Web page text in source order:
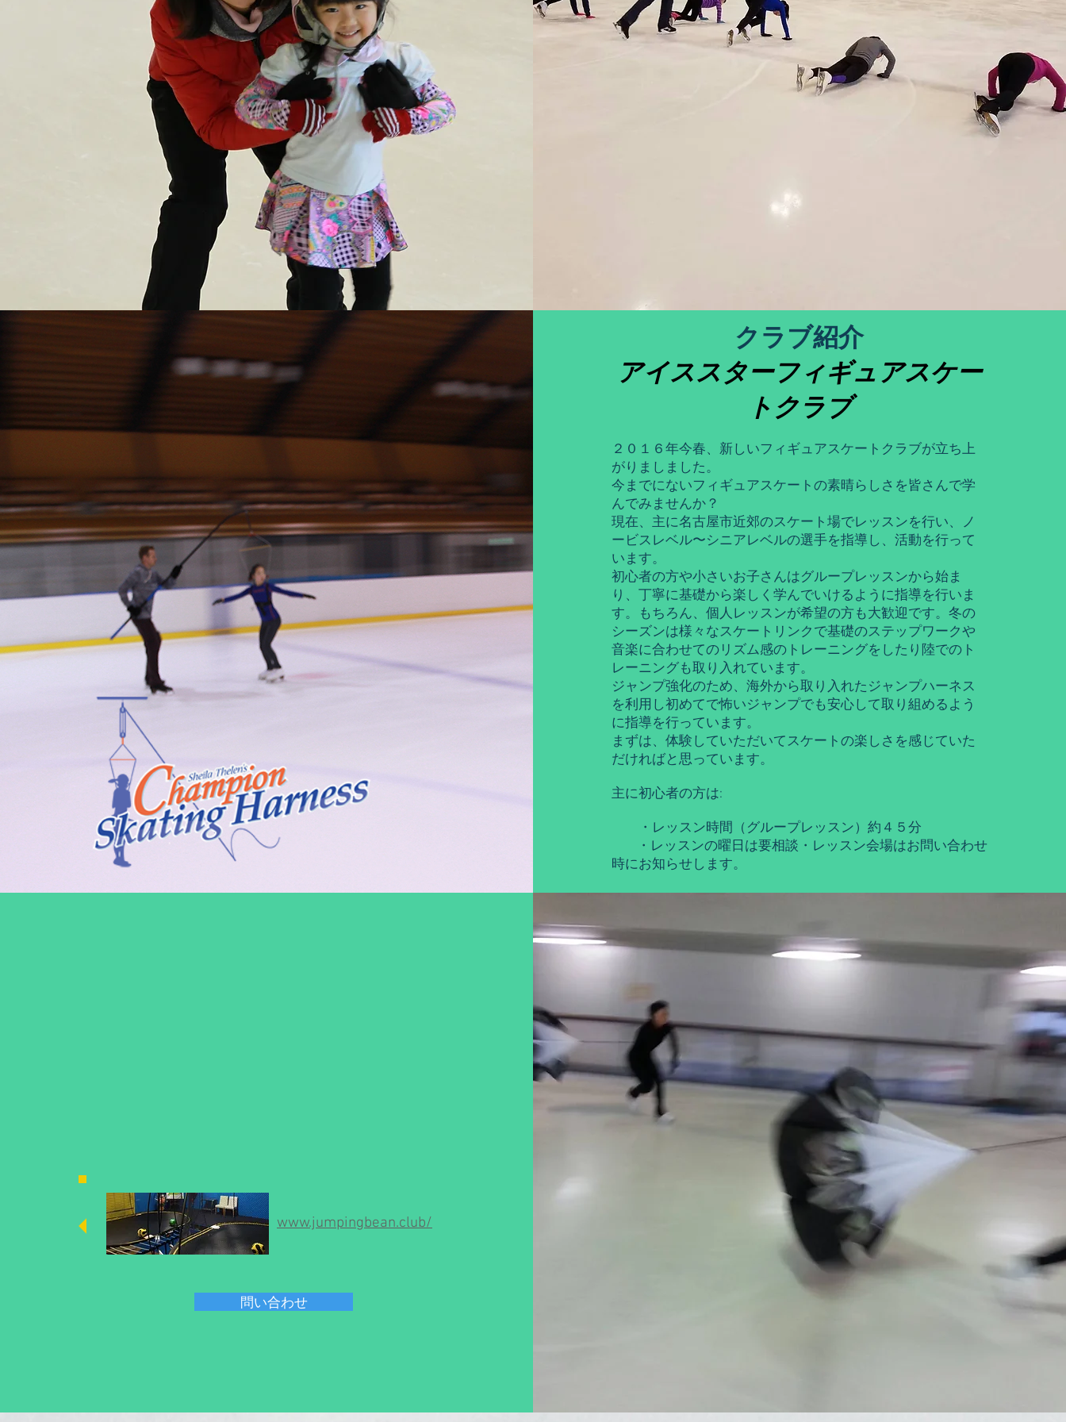
クラブ紹介
アイススターフィギュアスケー
トクラブ
２０１６年今春、新しいフィギュアスケートクラブが立ち上
がりましました。
今までにないフィギュアスケートの素晴らしさを皆さんで学
んでみませんか？
現在、主に名古屋市近郊のスケート場でレッスンを行い、ノ
ービスレベル〜シニアレベルの選手を指導し、活動を行って
います。
初心者の方や小さいお子さんはグループレッスンから始ま
り、丁寧に基礎から楽しく学んでいけるように指導を行いま
す。もちろん、個人レッスンが希望の方も大歓迎です。冬の
シーズンは様々なスケートリンクで基礎のステップワークや
音楽に合わせてのリズム感のトレーニングをしたり陸でのト
レーニングも取り入れています。
ジャンプ強化のため、海外から取り入れたジャンプハーネス
を利用し初めてで怖いジャンプでも安心して取り組めるよう
に指導を行っています。
まずは、体験していただいてスケートの楽しさを感じていた
だければと思っています。
主に初心者の方は:
・レッスン時間（グループレッスン）約４５分
・レッスンの曜日は要相談・レッスン会場はお問い合わせ
時にお知らせします。
www.jumpingbean.club/
問い合わせ